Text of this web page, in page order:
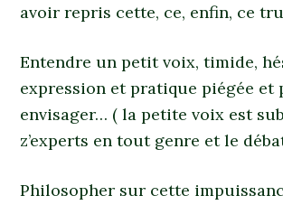
avoir repris cette, ce, enfin, ce
Entendre un petit voix, timide,
expression et pratique piégée
envisager… ( la petite voix est
z’experts en tout genre et le
Philosopher sur cette